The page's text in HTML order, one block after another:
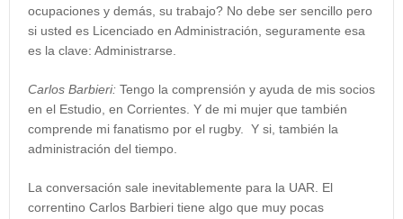
ocupaciones y demás, su trabajo? No debe ser sencillo pero
si usted es Licenciado en Administración, seguramente esa
es la clave: Administrarse.
Carlos Barbieri: Tengo la comprensión y ayuda de mis socios
en el Estudio, en Corrientes. Y de mi mujer que también
comprende mi fanatismo por el rugby. Y si, también la
administración del tiempo.
La conversación sale inevitablemente para la UAR. El
correntino Carlos Barbieri tiene algo que muy pocas